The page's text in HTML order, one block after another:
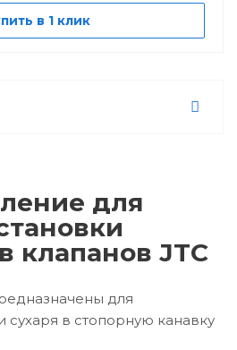
в 1 клик
для
клапанов JTC
для
в стопорную канавку